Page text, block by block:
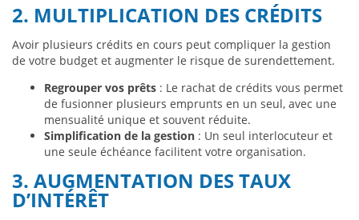
2. MULTIPLICATION DES CRÉDITS
Avoir plusieurs crédits en cours peut compliquer la gestion
de votre budget et augmenter le risque de surendettement.
Regrouper vos prêts : Le rachat de crédits vous permet
de fusionner plusieurs emprunts en un seul, avec une
mensualité unique et souvent réduite.
Simplification de la gestion : Un seul interlocuteur et
une seule échéance facilitent votre organisation.
3. AUGMENTATION DES TAUX
D’INTÉRÊT